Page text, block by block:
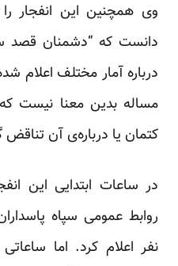
وی همچنین این انفجار را
دانست که “دشمنان قصد
درباره آمار مختلف اعلام
مساله بدین معنا نیست
کتمان یا درباره‌ی آن تناقض
در ساعات ابتدایی این
نفر اعلام کرد. اما